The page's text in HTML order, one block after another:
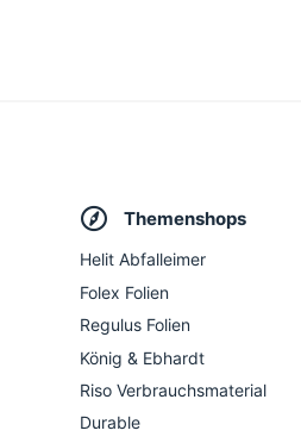
Themenshops
Helit Abfalleimer
Folex Folien
Regulus Folien
König & Ebhardt
Riso Verbrauchsmaterial
Durable